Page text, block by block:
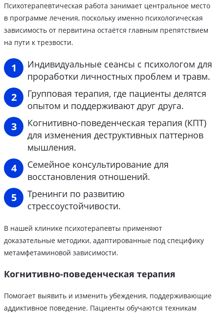
Психотерапевтическая работа занимает центральное место
в программе лечения, поскольку именно психологическая
зависимость от первитина остаётся главным препятствием
на пути к трезвости.
Индивидуальные сеансы с психологом для
проработки личностных проблем и травм.
Групповая терапия, где пациенты делятся
опытом и поддерживают друг друга.
Когнитивно-поведенческая терапия (КПТ)
для изменения деструктивных паттернов
мышления.
Семейное консультирование для
восстановления отношений.
Тренинги по развитию
стрессоустойчивости.
В нашей клинике психотерапевты применяют
доказательные методики, адаптированные под специфику
метамфетаминовой зависимости.
Когнитивно-поведенческая терапия
Помогает выявить и изменить убеждения, поддерживающие
аддиктивное поведение. Пациенты обучаются техникам